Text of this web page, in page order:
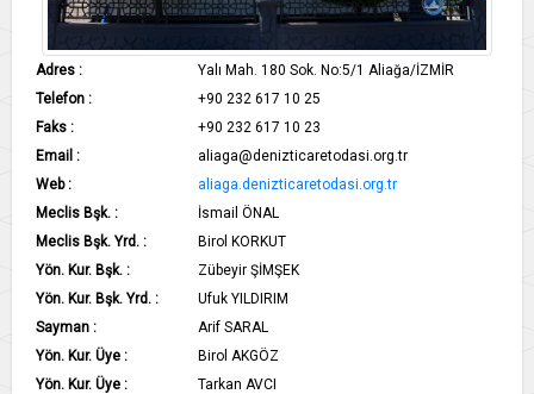
Adres :
Yalı Mah. 180 Sok. No:5/1 Aliağa/İZMİR
Telefon :
+90 232 617 10 25
Faks :
+90 232 617 10 23
Email :
aliaga@denizticaretodasi.org.tr
Web :
aliaga.denizticaretodasi.org.tr
Meclis Bşk. :
İsmail ÖNAL
Meclis Bşk. Yrd. :
Birol KORKUT
Yön. Kur. Bşk. :
Zübeyir ŞİMŞEK
Yön. Kur. Bşk. Yrd. :
Ufuk YILDIRIM
Sayman :
Arif SARAL
Yön. Kur. Üye :
Birol AKGÖZ
Yön. Kur. Üye :
Tarkan AVCI